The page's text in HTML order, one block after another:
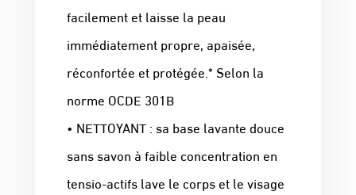
facilement et laisse la peau
immédiatement propre, apaisée,
réconfortée et protégée.* Selon la
norme OCDE 301B
• NETTOYANT : sa base lavante douce
sans savon à faible concentration en
tensio-actifs lave le corps et le visage